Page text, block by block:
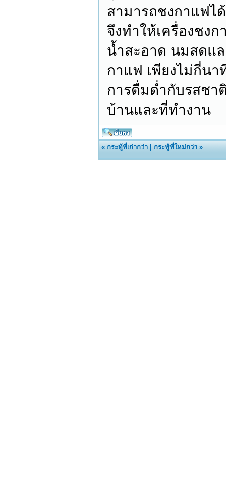
สามารถชงกาแฟไ
จึงทำให้เครื่องชง
น้ำสะอาด นมสดแ
กาแฟ เพียงไม่กี่น
การดื่มด่ำกับรสช
บ้านและที่ทำงาน
«กระทู้ที่เก่ากว่า |กระทู้ที่ใหม่กว่า »